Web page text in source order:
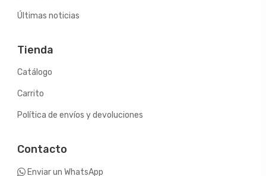
Últimas noticias
Tienda
Catálogo
Carrito
Política de envíos y devoluciones
Contacto
Enviar un WhatsApp